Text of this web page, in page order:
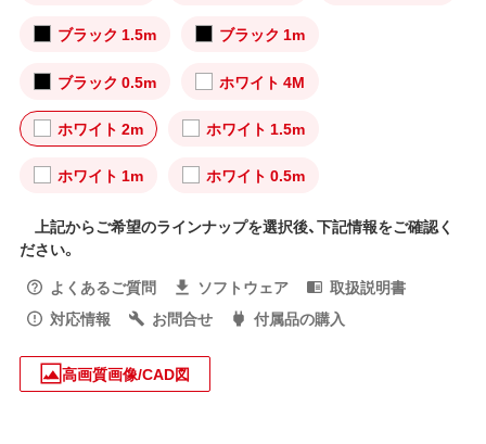
ブラック 1.5m ブラック 1m
ブラック 0.5m ホワイト 4M
ホワイト 2m ホワイト 1.5m
ホワイト 1m ホワイト 0.5m
上記からご希望のラインナップを選択後、下記情報をご確認く
ださい。
よくあるご質問
ソフトウェア
取扱説明書
対応情報
お問合せ 付属品の購入
高画質画像/CAD図